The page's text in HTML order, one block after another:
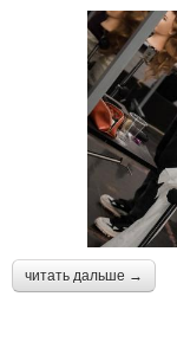
читать дальше →